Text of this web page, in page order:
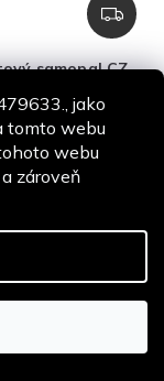
jako
tomto webu
webu
zároveň
Z
D
A
samopal CZ
ASG
SKLADEM
Kč bez DPH
988 Kč